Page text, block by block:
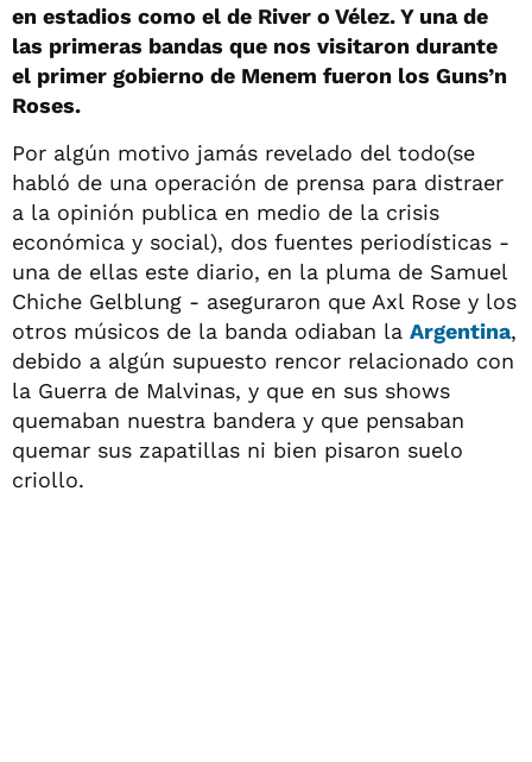
en estadios como el de River o Vélez. Y una de
las primeras bandas que nos visitaron durante
el primer gobierno de Menem fueron los Guns’n
Roses.
Por algún motivo jamás revelado del todo(se
habló de una operación de prensa para distraer
a la opinión publica en medio de la crisis
económica y social), dos fuentes periodísticas -
una de ellas este diario, en la pluma de Samuel
Chiche Gelblung - aseguraron que Axl Rose y los
otros músicos de la banda odiaban la Argentina,
debido a algún supuesto rencor relacionado con
la Guerra de Malvinas, y que en sus shows
quemaban nuestra bandera y que pensaban
quemar sus zapatillas ni bien pisaron suelo
criollo.